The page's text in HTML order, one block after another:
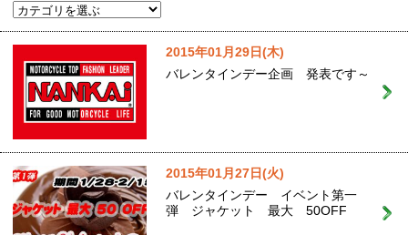
2015年01月29日(木)
バレンタインデー企画 発表です～
2015年01月27日(火)
バレンタインデー イベント第一
弾 ジャケット 最大 50OFF